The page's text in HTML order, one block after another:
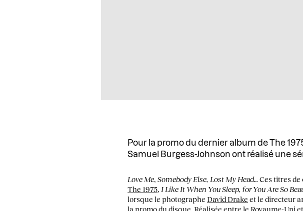
Pour la promo du dernier album de The
Samuel Burgess-Johnson ont réalisé une
Love Me,Somebody Else, Lost My Head…Ces titres de
The 1975, I Like It When You Sleep, for You Are So
lorsque le photographeDavid Drake et le directeur
la promo du disque. Réalisée entre le Royaume-Uni